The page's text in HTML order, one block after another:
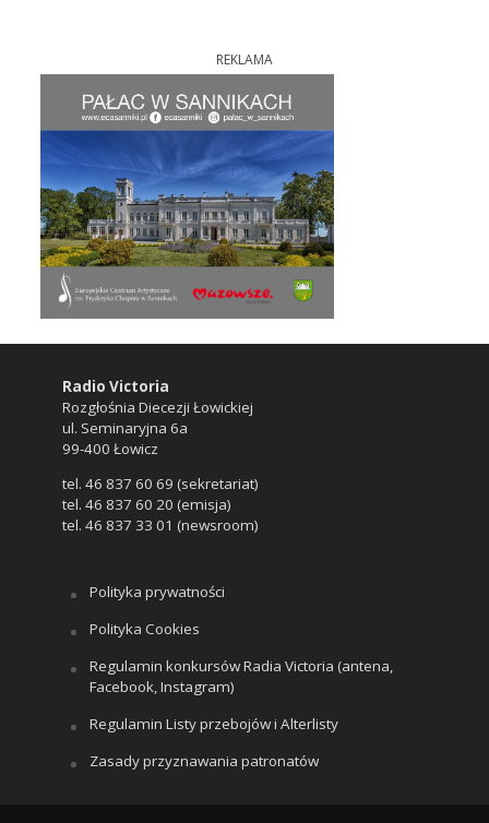
REKLAMA
Radio Victoria
Rozgłośnia Diecezji Łowickiej
ul. Seminaryjna 6a
99-400 Łowicz
tel. 46 837 60 69 (sekretariat)
tel. 46 837 60 20 (emisja)
tel. 46 837 33 01 (newsroom)
Polityka prywatności
Polityka Cookies
Regulamin konkursów Radia Victoria (antena,
Facebook, Instagram)
Regulamin Listy przebojów i Alterlisty
Zasady przyznawania patronatów